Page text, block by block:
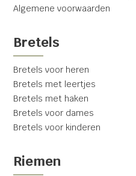
Algemene voorwaarden
Bretels
Bretels voor heren
Bretels met leertjes
Bretels met haken
Bretels voor dames
Bretels voor kinderen
Riemen